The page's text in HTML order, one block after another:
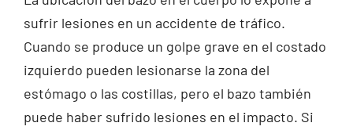
sufrir lesiones en un accidente de tráfico.
Cuando se produce un golpe grave en el costado
izquierdo pueden lesionarse la zona del
estómago o las costillas, pero el bazo también
puede haber sufrido lesiones en el impacto. Si